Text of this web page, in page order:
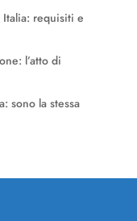
requisiti e
l’atto di
sono la stessa